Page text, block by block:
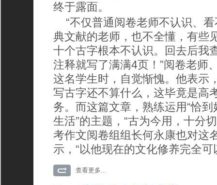
终于露面。
“不仅普通阅卷老师不认识、
典文献的老师，也不全懂，有些
十个古字根本不认识。回去后我
注释就写了满满4页！”阅卷老师
这名学生时，自觉惭愧。他表示
写古字还不算什么，这毕竟是高
务。而这篇文章，熟练运用“恰到
生活”的主题，“古为今用，十分
考作文阅卷组组长何永康也对这
示，“以他现在的文化修养完全可
查看更多...